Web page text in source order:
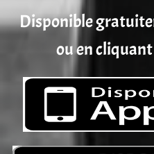
Disponible
ou en